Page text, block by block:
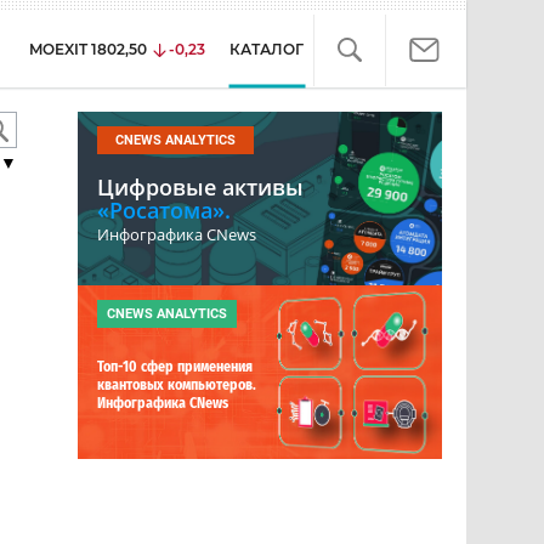
MOEXIT 1802,50 -0,23 КАТАЛОГ
CNEWS ANALYTICS
Цифровые активы
«Росатома».
Инфографика CNews
CNEWS ANALYTICS
Топ-10 сфер применения
квантовых компьютеров.
Инфографика CNews